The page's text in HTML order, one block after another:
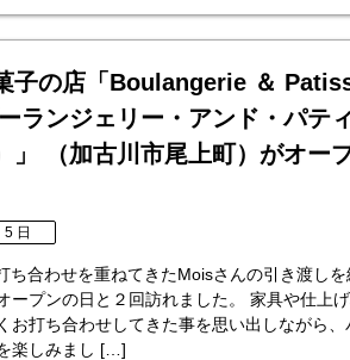
子の店「Boulangerie ＆
ランジェリー・アンド・パテ
」 （加古川市尾上町）がオー
日
ち合わせを重ねてきたMoisさんの引き渡し
ープンの日と２回訪れました。 家具や仕上げ
お打ち合わせしてきた事を思い出しながら、
楽しみまし […]